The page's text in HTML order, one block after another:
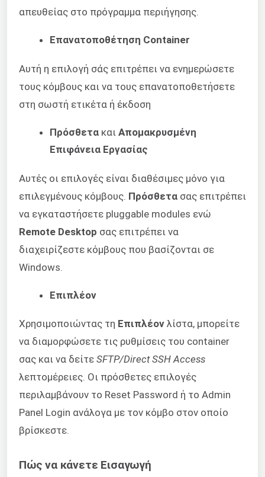
απευθείας στο πρόγραμμα περιήγησης.
Επανατοποθέτηση Container
Αυτή η επιλογή σάς επιτρέπει να ενημερώσετε
τους κόμβους και να τους επανατοποθετήσετε
στη σωστή ετικέτα ή έκδοση
Πρόσθετα και Απομακρυσμένη
Επιφάνεια Εργασίας
Αυτές οι επιλογές είναι διαθέσιμες μόνο για
επιλεγμένους κόμβους. Πρόσθετα σας επιτρέπει
να εγκαταστήσετε pluggable modules ενώ
Remote Desktop σας επιτρέπει να
διαχειρίζεστε κόμβους που βασίζονται σε
Windows.
Επιπλέον
Χρησιμοποιώντας τη Επιπλέον λίστα, μπορείτε
να διαμορφώσετε τις ρυθμίσεις του container
σας και να δείτε SFTP/Direct SSH Access
λεπτομέρειες. Οι πρόσθετες επιλογές
περιλαμβάνουν το Reset Password ή το Admin
Panel Login ανάλογα με τον κόμβο στον οποίο
βρίσκεστε.
Πώς να κάνετε Εισαγωγή